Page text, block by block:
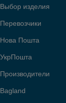
Выбор изделия
Перевозчики
Нова Пошта
УкрПошта
Производители
Bagland